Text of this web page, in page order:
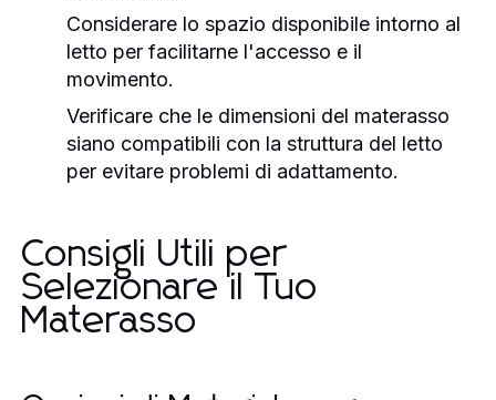
Considerare lo spazio disponibile intorno al
letto per facilitarne l'accesso e il
movimento.
Verificare che le dimensioni del materasso
siano compatibili con la struttura del letto
per evitare problemi di adattamento.
Consigli Utili per
Selezionare il Tuo
Materasso